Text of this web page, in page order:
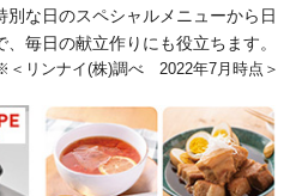
別な日のスペシャルメニューから日
毎日の献立作りにも役立ちます。
＜リンナイ(株)調べ 2022年7月時点＞